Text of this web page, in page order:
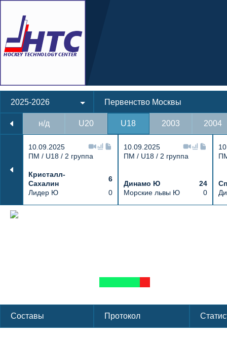
2025-2026 Первенство Москвы
н/д U20 U18 2003 2004
10.09.2025
ПМ / U18 / 2 группа
Кристалл-
Сахалин
6
Лидер Ю
0
10.09.2025
ПМ / U18 / 2 группа
Динамо Ю
24
Морские львы Ю
0
Протокол и события матча Спартак
Составы Протокол